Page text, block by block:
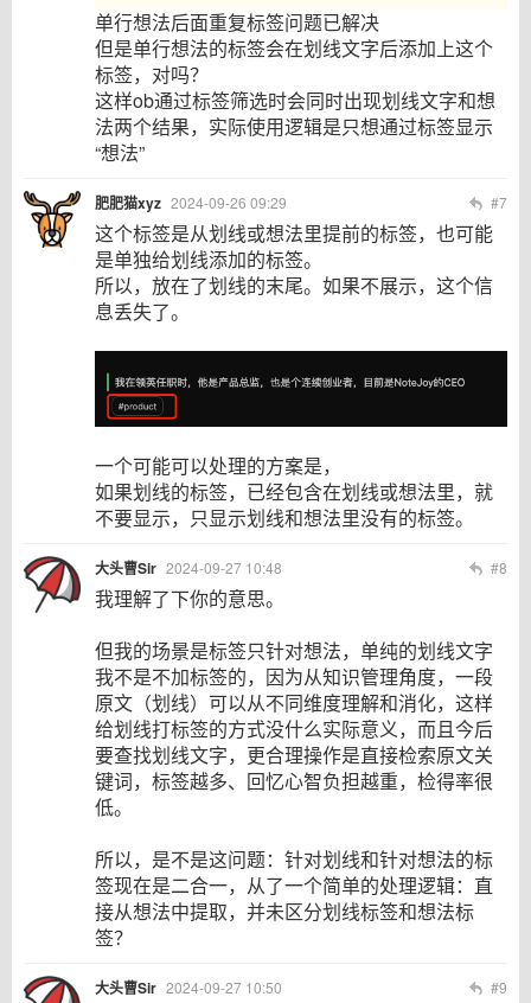
单行想法后面重复标签问题已解决
但是单行想法的标签会在划线文字后添加上这个
标签，对吗？
这样ob通过标签筛选时会同时出现划线文字和想
法两个结果，实际使用逻辑是只想通过标签显示
“想法”
肥肥猫xyz 2024-09-26 09:29 #7
这个标签是从划线或想法里提前的标签，也可能
是单独给划线添加的标签。
所以，放在了划线的末尾。如果不展示，这个信
息丢失了。
一个可能可以处理的方案是，
如果划线的标签，已经包含在划线或想法里，就
不要显示，只显示划线和想法里没有的标签。
大头曹Sir 2024-09-27 10:48 #8
我理解了下你的意思。
但我的场景是标签只针对想法，单纯的划线文字
我不是不加标签的，因为从知识管理角度，一段
原文（划线）可以从不同维度理解和消化，这样
给划线打标签的方式没什么实际意义，而且今后
要查找划线文字，更合理操作是直接检索原文关
键词，标签越多、回忆心智负担越重，检得率很
低。
所以，是不是这问题：针对划线和针对想法的标
签现在是二合一，从了一个简单的处理逻辑：直
接从想法中提取，并未区分划线标签和想法标
签？
大头曹Sir 2024-09-27 10:50 #9